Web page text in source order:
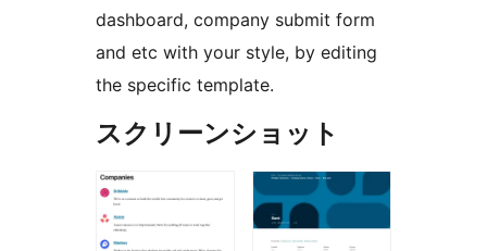
dashboard, company submit form
and etc with your style, by editing
the specific template.
スクリーンショット